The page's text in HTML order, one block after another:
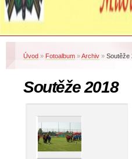
Úvod » Fotoalbum »Archiv » Soutěže
Soutěže 2018